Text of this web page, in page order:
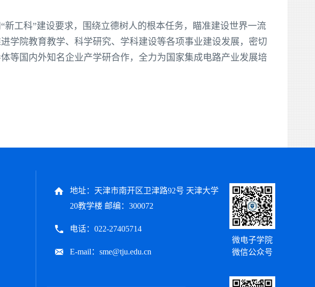
工科”建设要求，围绕立德树人的根本任务，瞄准建设世界一流
学院教育教学、科学研究、学科建设等各项事业建设发展，密切
等国内外知名企业产学研合作，全力为国家集成电路产业发展培
地址：天津市南开区卫津路92号 天津大学
20教学楼 邮编：300072
电话：022-27405714
E-mail：sme@tju.edu.cn
微电子学院
微信公众号